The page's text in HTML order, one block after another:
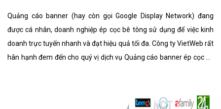
Quảng cáo banner (hay còn gọi Google Display Network) đang
được cá nhân, doanh nghiệp ép cọc bê tông sử dụng để việc kinh
doanh trực tuyến nhanh và đạt hiệu quả tối đa. Công ty VietWeb rất
hân hạnh đem đến cho quý vị dịch vụ Quảng cáo banner ép cọc bê